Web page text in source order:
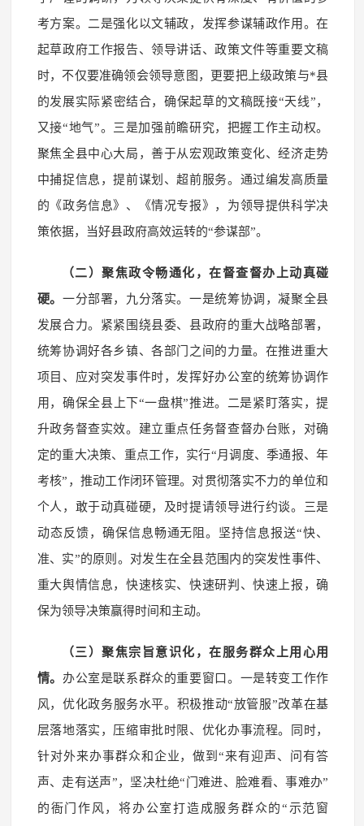
考方案。二是强化以文辅政，发挥参谋辅政作用。在
起草政府工作报告、领导讲话、政策文件等重要文稿
时，不仅要准确领会领导意图，更要把上级政策与*县
的发展实际紧密结合，确保起草的文稿既接“天线”，
又接“地气”。三是加强前瞻研究，把握工作主动权。
聚焦全县中心大局，善于从宏观政策变化、经济走势
中捕捉信息，提前谋划、超前服务。通过编发高质量
的《政务信息》、《情况专报》，为领导提供科学决
策依据，当好县政府高效运转的“参谋部”。
（二）聚焦政令畅通化，在督查督办上动真碰
硬。一分部署，九分落实。一是统筹协调，凝聚全县
发展合力。紧紧围绕县委、县政府的重大战略部署，
统筹协调好各乡镇、各部门之间的力量。在推进重大
项目、应对突发事件时，发挥好办公室的统筹协调作
用，确保全县上下“一盘棋”推进。二是紧盯落实，提
升政务督查实效。建立重点任务督查督办台账，对确
定的重大决策、重点工作，实行“月调度、季通报、年
考核”，推动工作闭环管理。对贯彻落实不力的单位和
个人，敢于动真碰硬，及时提请领导进行约谈。三是
动态反馈，确保信息畅通无阻。坚持信息报送“快、
准、实”的原则。对发生在全县范围内的突发性事件、
重大舆情信息，快速核实、快速研判、快速上报，确
保为领导决策赢得时间和主动。
（三）聚焦宗旨意识化，在服务群众上用心用
情。办公室是联系群众的重要窗口。一是转变工作作
风，优化政务服务水平。积极推动“放管服”改革在基
层落地落实，压缩审批时限、优化办事流程。同时，
针对外来办事群众和企业，做到“来有迎声、问有答
声、走有送声”，坚决杜绝“门难进、脸难看、事难办”
的衙门作风，将办公室打造成服务群众的“示范窗